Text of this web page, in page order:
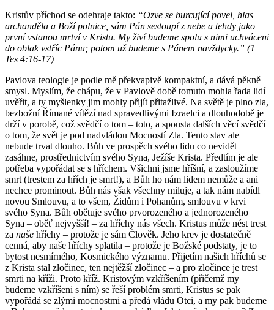
Kristův příchod se odehraje takto: “Ozve se burcující povel, hlas
archanděla a Boží polnice, sám Pán sestoupí z nebe a tehdy jako
první vstanou mrtví v Kristu. My živí budeme spolu s nimi uchváceni
do oblak vstříc Pánu; potom už budeme s Pánem navždycky.” (1
Tes 4:16-17)
Pavlova teologie je podle mě překvapivě kompaktní, a dává pěkně
smysl. Myslím, že chápu, že v Pavlově době tomuto mohla řada lidí
uvěřit, a ty myšlenky jim mohly přijít přitažlivé. Na světě je plno zla,
bezbožní Římané vítězí nad spravedlivými Izraelci a dlouhodobě je
drží v porobě, což svědčí o tom – toto, a spousta dalších věcí svědčí
o tom, že svět je pod nadvládou Mocností Zla. Tento stav ale
nebude trvat dlouho. Bůh ve prospěch svého lidu co nevidět
zasáhne, prostřednictvím svého Syna, Ježíše Krista. Předtím je ale
potřeba vypořádat se s hříchem. Všichni jsme hříšní, a zasloužíme
smrt (trestem za hřích je smrt!), a Bůh ho nám lidem nemůže a ani
nechce prominout. Bůh nás však všechny miluje, a tak nám nabídl
novou Smlouvu, a to všem, Židům i Pohanům, smlouvu v krvi
svého Syna. Bůh obětuje svého prvorozeného a jednorozeného
Syna – oběť nejvyšší! – za hříchy nás všech. Kristus může nést trest
za naše hříchy – protože je sám Člověk. Jeho krev je dostatečně
cenná, aby naše hříchy splatila – protože je Božské podstaty, je to
bytost nesmírného, Kosmického významu. Přijetím našich hříchů se
z Krista stal zločinec, ten nejtěžší zločinec – a pro zločince je trest
smrti na kříži. Proto kříž. Kristovým vzkříšením (přičemž my
budeme vzkříšeni s ním) se řeší problém smrti, Kristus se pak
vypořádá se zlými mocnostmi a předá vládu Otci, a my pak budeme